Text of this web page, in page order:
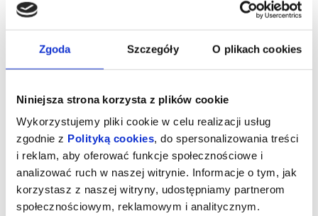
Zgoda Szczegóły O plikach cookies
Niniejsza strona korzysta z plików cookie
Wykorzystujemy pliki cookie w celu realizacji usług
zgodnie z Polityką cookies, do spersonalizowania treści
i reklam, aby oferować funkcje społecznościowe i
analizować ruch w naszej witrynie. Informacje o tym, jak
korzystasz z naszej witryny, udostępniamy partnerom
społecznościowym, reklamowym i analitycznym.
OKNO NA PARLAMENT
Bezpieczne zakupy w Bilety24. W przypadku odwołania
wydarzenia, gwarantujemy automatyczny zwrot środków
potwierdzony komunikatem wysyłanym na adres e-mail, podany
podczas zakupu.